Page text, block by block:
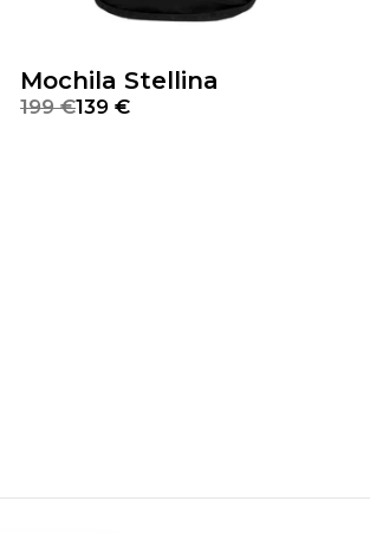
Mochila Stellina
199 €139 €